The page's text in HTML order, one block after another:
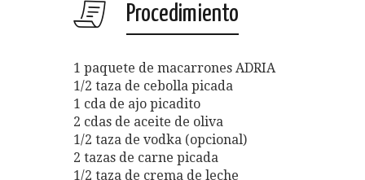
Procedimiento
1 paquete de macarrones ADRIA
1/2 taza de cebolla picada
1 cda de ajo picadito
2 cdas de aceite de oliva
1/2 taza de vodka (opcional)
2 tazas de carne picada
1/2 taza de crema de leche